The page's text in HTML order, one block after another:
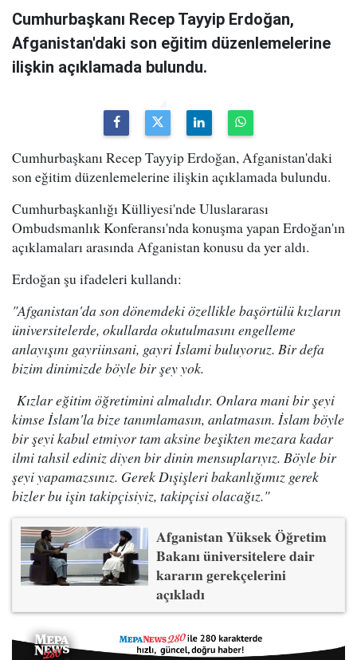
Cumhurbaşkanı Recep Tayyip Erdoğan,
Afganistan'daki son eğitim düzenlemelerine
ilişkin açıklamada bulundu.
Cumhurbaşkanı Recep Tayyip Erdoğan, Afganistan'daki
son eğitim düzenlemelerine ilişkin açıklamada bulundu.
Cumhurbaşkanlığı Külliyesi'nde Uluslararası
Ombudsmanlık Konferansı'nda konuşma yapan Erdoğan'ın
açıklamaları arasında Afganistan konusu da yer aldı.
Erdoğan şu ifadeleri kullandı:
"Afganistan'da son dönemdeki özellikle başörtülü kızların
üniversitelerde, okullarda okutulmasını engelleme
anlayışını gayriinsani, gayri İslami buluyoruz. Bir defa
bizim dinimizde böyle bir şey yok.
Kızlar eğitim öğretimini almalıdır. Onlara mani bir şeyi
kimse İslam'la bize tanımlamasın, anlatmasın. İslam böyle
bir şeyi kabul etmiyor tam aksine beşikten mezara kadar
ilmi tahsil ediniz diyen bir dinin mensuplarıyız. Böyle bir
şeyi yapamazsınız. Gerek Dışişleri bakanlığımız gerek
bizler bu işin takipçisiyiz, takipçisi olacağız."
Afganistan Yüksek Öğretim
Bakanı üniversitelere dair
kararın gerekçelerini
açıkladı